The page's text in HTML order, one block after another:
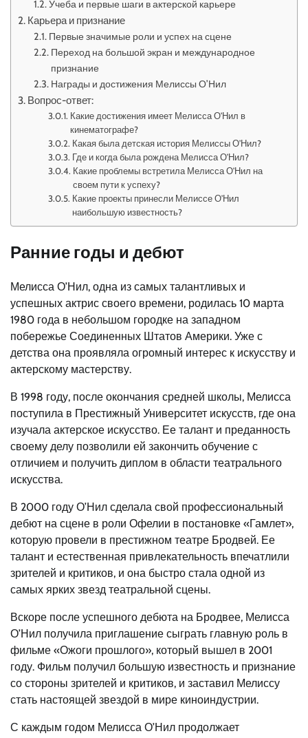
Учеба и первые шаги в актерской карьере
Карьера и признание
Первые значимые роли и успех на сцене
Переход на большой экран и международное
признание
Награды и достижения Мелиссы О’Нил
Вопрос-ответ:
Какие достижения имеет Мелисса О’Нил в
кинематографе?
Какая была детская история Мелиссы О’Нил?
Где и когда была рождена Мелисса О’Нил?
Какие проблемы встретила Мелисса О’Нил на
своем пути к успеху?
Какие проекты принесли Мелиссе О’Нил
наибольшую известность?
Ранние годы и дебют
Мелисса О’Нил, одна из самых талантливых и
успешных актрис своего времени, родилась 10 марта
1980 года в небольшом городке на западном
побережье Соединенных Штатов Америки. Уже с
детства она проявляла огромный интерес к искусству и
актерскому мастерству.
В 1998 году, после окончания средней школы, Мелисса
поступила в Престижный Университет искусств, где она
изучала актерское искусство. Ее талант и преданность
своему делу позволили ей закончить обучение с
отличием и получить диплом в области театрального
искусства.
В 2000 году О’Нил сделала свой профессиональный
дебют на сцене в роли Офелии в постановке «Гамлет»,
которую провели в престижном театре Бродвей. Ее
талант и естественная привлекательность впечатлили
зрителей и критиков, и она быстро стала одной из
самых ярких звезд театральной сцены.
Вскоре после успешного дебюта на Бродвее, Мелисса
О’Нил получила приглашение сыграть главную роль в
фильме «Ожоги прошлого», который вышел в 2001
году. Фильм получил большую известность и признание
со стороны зрителей и критиков, и заставил Мелиссу
стать настоящей звездой в мире киноиндустрии.
С каждым годом Мелисса О’Нил продолжает